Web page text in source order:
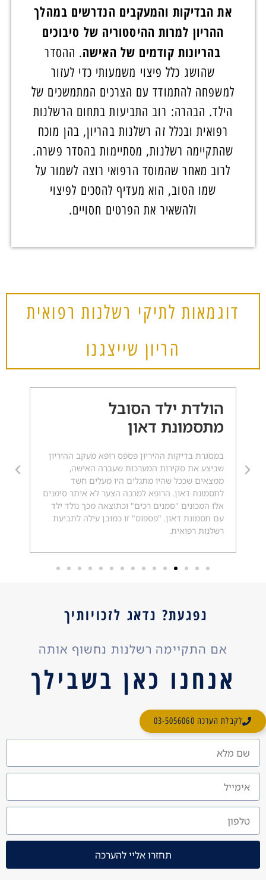
את הבדיקות והמעקבים הנדרשים במהלך
ההריון למרות ההיסטוריה של סיבוכים
בהריונות קודמים של האישה. ההסדר
שהושג כלל פיצוי משמעותי כדי לעזור
למשפחה להתמודד עם הצרכים המתמשכים של
הילד. הבהרה: רוב התביעות בתחום הרשלנות
רפואית ובכלל זה רשלנות בהריון, בהן מוכח
שהתקיימה רשלנות, מסתיימות בהסדר פשרה.
לרוב מאחר שהמוסד הרפואי רוצה לשמור על
שמו הטוב, הוא מעדיף להסכים לפיצוי
ולהשאיר את הפרטים חסויים.
דוגמאות לתיקי רשלנות רפואית
הריון שייצגנו
הולדת ילד הסובל
מתסמונת דאון
במסגרת בדיקות ההיריון פספס רופא מעקב ההיריון
שביצע את סקירות המערכות שעברה האישה,
ממצאים שככל שהיו מתגלים היו מעלים חשד
לתסמונת דאון. הרופא למרבה הצער לא איתר סימנים
אלו המכונים "סמנים רכים" וכתוצאה מכך נולד ילד
עם תסמונת דאון. "פספוס" זו כמובן עילה לתביעת
רשלנות רפואית.
נפגעת? נדאג לזכויותיך
אם התקיימה רשלנות נחשוף אותה
אנחנו כאן בשבילך
לקבלת הערכה 03-5056060
תחזרו אליי להערכה